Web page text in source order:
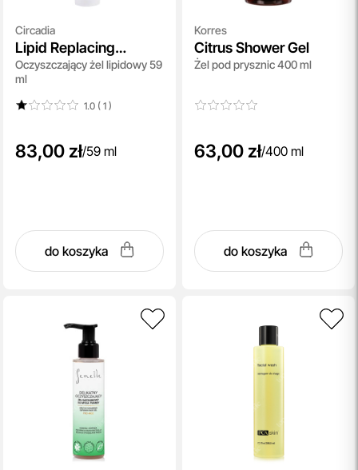
Circadia
Lipid Replacing
Cleansing Gel Travel
Size
Oczyszczający żel lipidowy 59
ml
1.0 ( 1)
83,00 zł/59 ml
do koszyka
Korres
Citrus Shower Gel
Żel pod prysznic 400 ml
63,00 zł/400 ml
do koszyka